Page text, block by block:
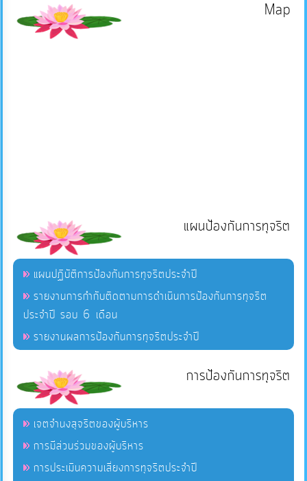
Map
แผนป้องกันการทุจริต
แผนปฏิบัติการป้องกันการทุจริตประจำปี
รายงานการกำกับติดตามการดำเนินการป้องกันการทุจริต
ประจำปี รอบ 6 เดือน
รายงานผลการป้องกันการทุจริตประจำปี
การป้องกันการทุจริต
เจตจำนงสุจริตของผู้บริหาร
การมีส่วนร่วมของผู้บริหาร
การประเมินความเสี่ยงการทุจริตประจำปี